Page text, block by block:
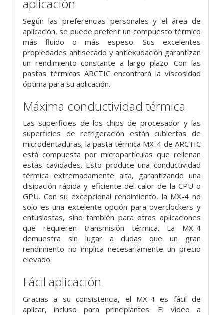
aplicación
Según las preferencias personales y el área de
aplicación, se puede preferir un compuesto térmico
más fluido o más espeso. Sus excelentes
propiedades antisecado y antiexudación garantizan
un rendimiento constante a largo plazo. Con las
pastas térmicas ARCTIC encontrará la viscosidad
óptima para su aplicación.
Máxima conductividad térmica
Las superficies de los chips de procesador y las
superficies de refrigeración están cubiertas de
microdentaduras; la pasta térmica MX-4 de ARCTIC
está compuesta por micropartículas que rellenan
estas cavidades. Esto produce una conductividad
térmica extremadamente alta, garantizando una
disipación rápida y eficiente del calor de la CPU o
GPU. Con su excepcional rendimiento, la MX-4 no
solo es una excelente opción para overclockers y
entusiastas, sino también para otras aplicaciones
que requieren transmisión térmica. La MX-4
demuestra sin lugar a dudas que un gran
rendimiento no implica necesariamente un precio
elevado.
Fácil aplicación
Gracias a su consistencia, el MX-4 es fácil de
aplicar, incluso para principiantes. El video a